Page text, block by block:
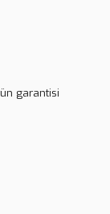
garantisi